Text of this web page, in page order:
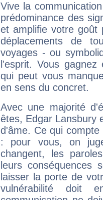
Vive la
prédominance des
et amplifie votre goût
déplacements de
voyages - ou
l'esprit. Vous
qui peut vous
en sens du concret.
Avec une majorité
êtes, Edgar Lansbury
d'âme. Ce qui
: pour vous, on
changent, les
leurs conséquences
laisser la porte de
vulnérabilité doit